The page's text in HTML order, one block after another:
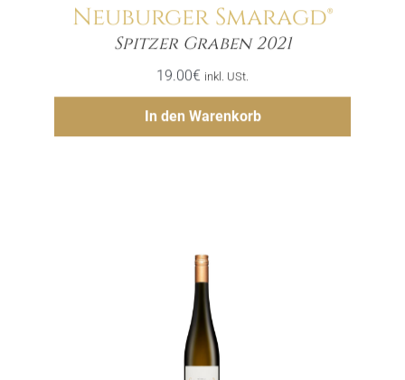
Neuburger Smaragd®
Spitzer Graben 2021
19.00€ inkl. USt.
In den Warenkorb
Menge
Hinzufügen